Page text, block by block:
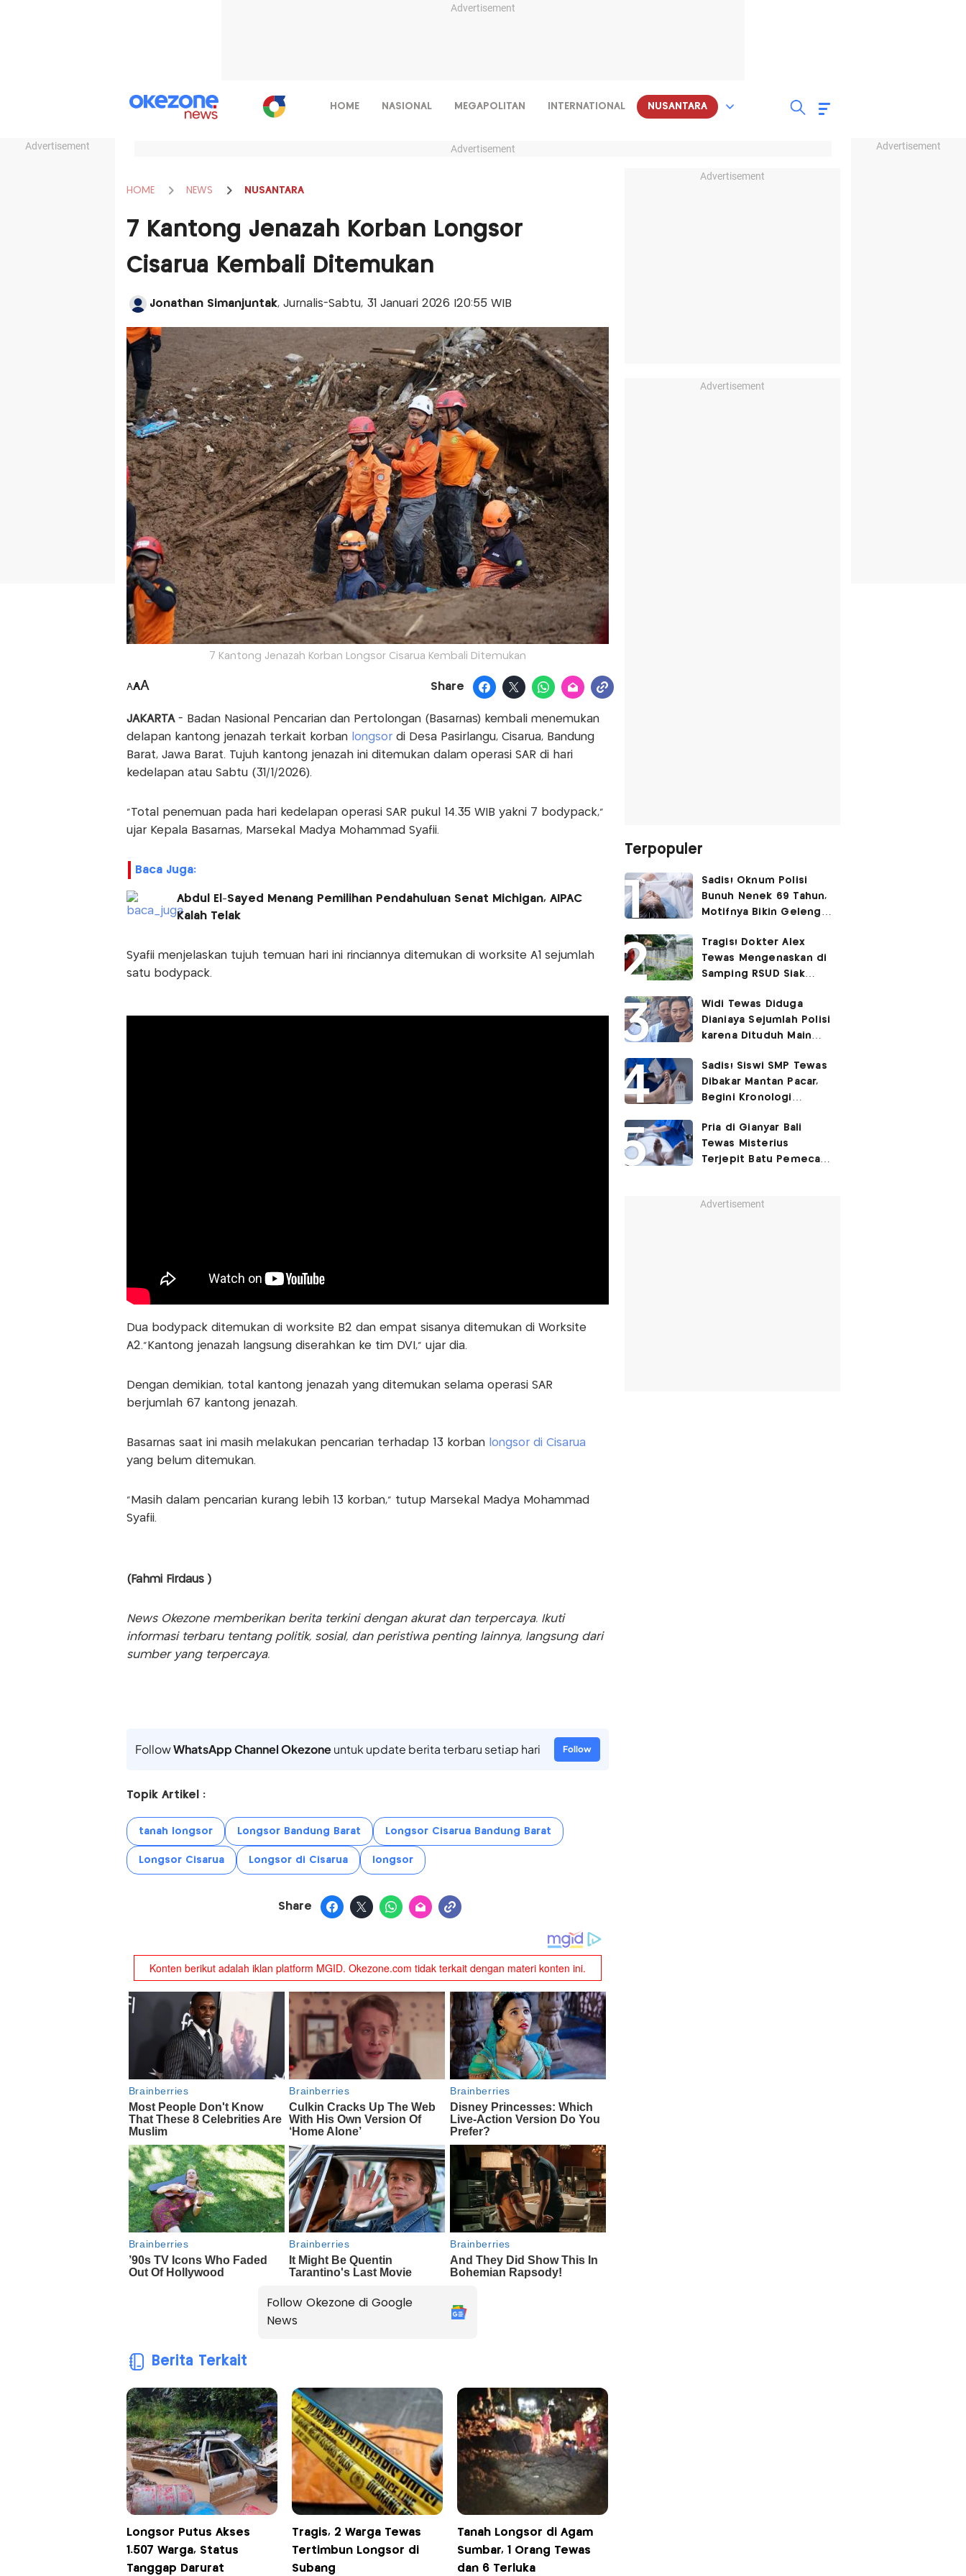
Advertisement
Advertisement Advertisement
HOME NASIONAL MEGAPOLITAN INTERNATIONAL NUSANTARA
Advertisement
HOME NEWS NUSANTARA
7 Kantong Jenazah Korban Longsor
Cisarua Kembali Ditemukan
Jonathan Simanjuntak, Jurnalis-Sabtu, 31 Januari 2026 |20:55 WIB
7 Kantong Jenazah Korban Longsor Cisarua Kembali Ditemukan
AAA Share
JAKARTA - Badan Nasional Pencarian dan Pertolongan (Basarnas) kembali menemukan
delapan kantong jenazah terkait korbanlongsor di Desa Pasirlangu, Cisarua, Bandung
Barat, Jawa Barat. Tujuh kantong jenazah ini ditemukan dalam operasi SAR di hari
kedelapan atau Sabtu (31/1/2026).
"Total penemuan pada hari kedelapan operasi SAR pukul 14.35 WIB yakni 7 bodypack,"
ujar Kepala Basarnas, Marsekal Madya Mohammad Syafii.
Baca Juga:
Abdul El-Sayed Menang Pemilihan Pendahuluan Senat Michigan, AIPAC
Kalah Telak
Syafii menjelaskan tujuh temuan hari ini rinciannya ditemukan di worksite A1 sejumlah
satu bodypack.
Dua bodypack ditemukan di worksite B2 dan empat sisanya ditemukan di Worksite
A2."Kantong jenazah langsung diserahkan ke tim DVI," ujar dia.
Dengan demikian, total kantong jenazah yang ditemukan selama operasi SAR
berjumlah 67 kantong jenazah.
Basarnas saat ini masih melakukan pencarian terhadap 13 korbanlongsor di Cisarua
yang belum ditemukan.
"Masih dalam pencarian kurang lebih 13 korban," tutup Marsekal Madya Mohammad
Syafii.
(Fahmi Firdaus )
News Okezone memberikan berita terkini dengan akurat dan terpercaya. Ikuti
informasi terbaru tentang politik, sosial, dan peristiwa penting lainnya, langsung dari
sumber yang terpercaya.
FollowWhatsApp Channel Okezoneuntuk update berita terbaru setiap hari Follow
Topik Artikel :
tanah longsor Longsor Bandung Barat Longsor Cisarua Bandung Barat
Longsor Cisarua Longsor di Cisarua longsor
Share
Follow Okezone di Google
News
Berita Terkait
Longsor Putus Akses
1.507 Warga, Status
Tanggap Darurat
Tragis, 2 Warga Tewas
Tertimbun Longsor di
Subang
Tanah Longsor di Agam
Sumbar, 1 Orang Tewas
dan 6 Terluka
Advertisement
Advertisement
Terpopuler
Sadis! Oknum Polisi
Bunuh Nenek 69 Tahun,
Motifnya Bikin Geleng
Tragis! Dokter Alex
Tewas Mengenaskan di
Samping RSUD Siak
Rocuronium
Widi Tewas Diduga
Dianiaya Sejumlah Polisi
karena Dituduh Main
Sadis! Siswi SMP Tewas
Dibakar Mantan Pacar,
Begini Kronologi
Pria di Gianyar Bali
Tewas Misterius
Terjepit Batu Pemecah
Advertisement